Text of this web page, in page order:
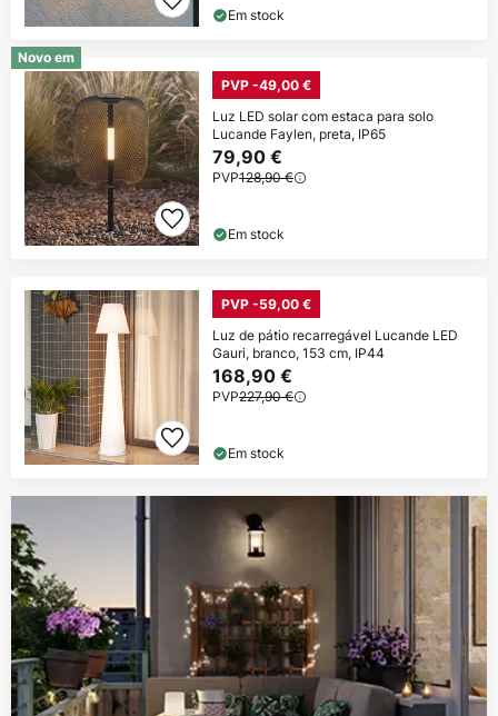
Em stock
Novo em
PVP -49,00 €
Luz LED solar com estaca para solo
Lucande Faylen, preta, IP65
79,90 €
PVP128,90 €
Em stock
PVP -59,00 €
Luz de pátio recarregável Lucande LED
Gauri, branco, 153 cm, IP44
168,90 €
PVP227,90 €
Em stock